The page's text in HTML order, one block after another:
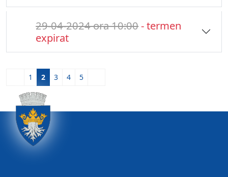
29-04-2024 ora 10:00- termen
expirat
1 2 3 4 5